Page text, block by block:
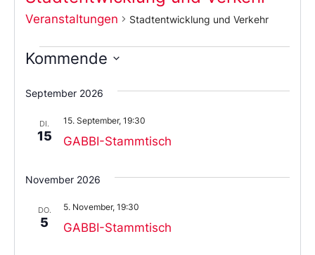
Veranstaltungen Stadtentwicklung und Verkehr
Kommende
Sie
das
aus.
September 2026
DI.
15 GABBI-Stammtisch
15. September, 19:30
November 2026
DO.
5 GABBI-Stammtisch
5. November, 19:30